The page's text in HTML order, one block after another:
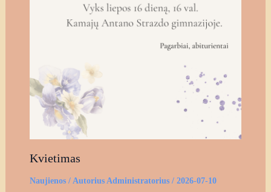
Kvietimas
Naujienos/ Autorius Administratorius / 2026-07-10